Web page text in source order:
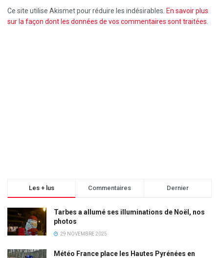
Ce site utilise Akismet pour réduire les indésirables. En savoir plus
sur la façon dont les données de vos commentaires sont traitées.
Les + lus Commentaires Dernier
Tarbes a allumé ses illuminations de Noël, nos
photos
29 NOVEMBRE 2025
Météo France place les Hautes Pyrénées en